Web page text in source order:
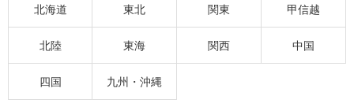
北海道 東北 関東 甲信越
北陸 東海 関西 中国
四国 九州・沖縄